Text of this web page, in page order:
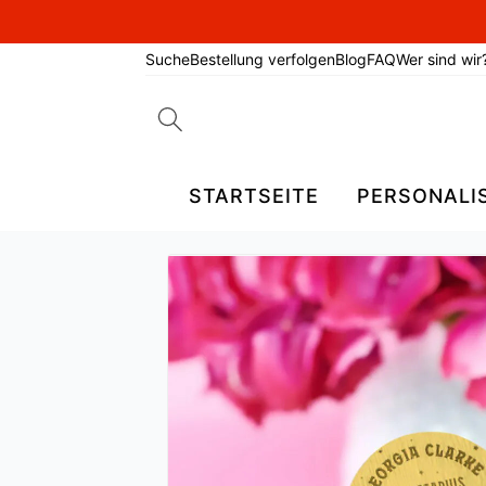
SucheBestellung verfolgenBlogFAQWer sind
STARTSEITE